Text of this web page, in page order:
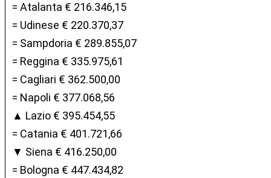
= Atalanta € 216.346,15
= Udinese € 220.370,37
= Sampdoria € 289.855,07
= Reggina € 335.975,61
= Cagliari € 362.500,00
= Napoli € 377.068,56
▲ Lazio € 395.454,55
= Catania € 401.721,66
▼ Siena € 416.250,00
= Bologna € 447.434,82